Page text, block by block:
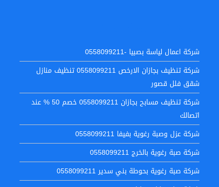
شركة اعمال لياسة بصبيا -0558099211
شركة تنظيف بجازان الارخص 0558099211 تنظيف منازل
شقق فلل قصور
شركة تنظيف مسابح بجازان 0558099211 خصم 50 % عند
اتصالك
شركة عزل وصبة رغوية بفيفا 0558099211
شركة صبة رغوية بالخرج 0558099211
شركة صبة رغوية بحوطة بني سدير 0558099211